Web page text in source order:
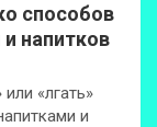
способов
напитков
«лгать»
и